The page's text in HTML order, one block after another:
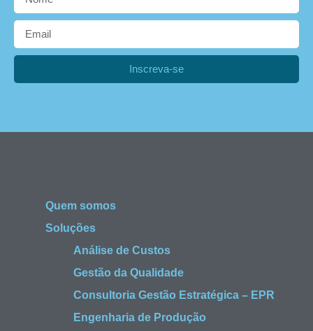
Inscreva-se
Quem somos
Soluções
Análise de Custos
Gestão da Qualidade
Consultoria Gestão Estratégica – EPR
Engenharia de Produção